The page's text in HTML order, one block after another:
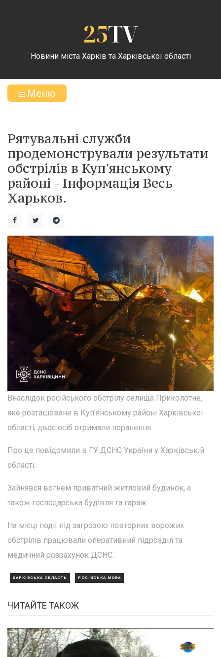
25TV
Новини міста Харків та Харківської області
Меню
Рятувальні служби
продемонстрували результати
обстрілів в Куп'янському
районі - Інформація Весь
Харьков.
Внаслідок російського обстрілу селища Приколотне,
яке розташоване в Куп'янському районі Харківської
області, двоє осіб отримали поранення.
Про це повідомили в ГУ ДСНС України у Харківській
області.
Зайнявся вогнем приватний житловий будинок, а
також господарська будівля та гараж.
На місці події під загрозою повторних ворожих
обстрілів працювали оперативний підрозділ та
медичний розрахунок ДСНС.
ХАРКІВСЬКА ОБЛАСТЬ РОСІЙСЬКА МОВА
ЧИТАЙТЕ ТАКОЖ